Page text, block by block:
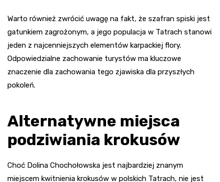
Warto również zwrócić uwagę na fakt, że szafran spiski jest
gatunkiem zagrożonym, a jego populacja w Tatrach stanowi
jeden z najcenniejszych elementów karpackiej flory.
Odpowiedzialne zachowanie turystów ma kluczowe
znaczenie dla zachowania tego zjawiska dla przyszłych
pokoleń.
Alternatywne miejsca
podziwiania krokusów
Choć Dolina Chochołowska jest najbardziej znanym
miejscem kwitnienia krokusów w polskich Tatrach, nie jest